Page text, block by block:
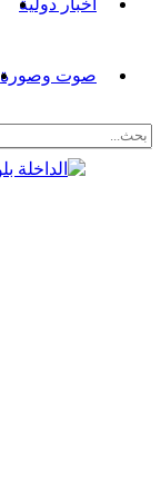
أخبار دولية
صوت وصورة